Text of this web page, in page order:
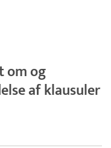
om og
af klausuler